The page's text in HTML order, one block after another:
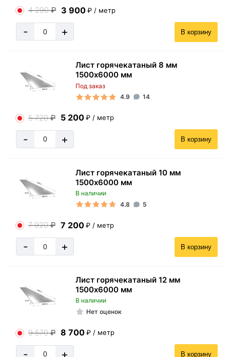
4 290₽ 3 900 ₽ / метр
- + В корзину
Лист горячекатаный 8 мм
1500х6000 мм
Под заказ
4.9
14
5 720₽ 5 200 ₽ / метр
- + В корзину
Лист горячекатаный 10 мм
1500х6000 мм
В наличии
4.8
5
7 920₽ 7 200 ₽ / метр
- + В корзину
Лист горячекатаный 12 мм
1500х6000 мм
В наличии
Нет оценок
9 570₽ 8 700 ₽ / метр
- + В корзину